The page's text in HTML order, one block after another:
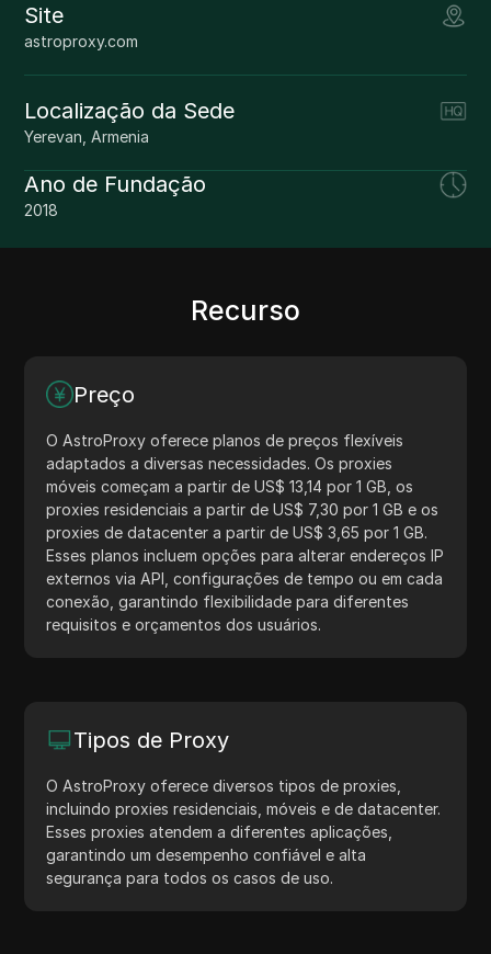
Site
astroproxy.com
Localização da Sede
Yerevan, Armenia
Ano de Fundação
2018
Recurso
Preço
O AstroProxy oferece planos de preços flexíveis
adaptados a diversas necessidades. Os proxies
móveis começam a partir de US$ 13,14 por 1 GB, os
proxies residenciais a partir de US$ 7,30 por 1 GB e os
proxies de datacenter a partir de US$ 3,65 por 1 GB.
Esses planos incluem opções para alterar endereços IP
externos via API, configurações de tempo ou em cada
conexão, garantindo flexibilidade para diferentes
requisitos e orçamentos dos usuários.
Tipos de Proxy
O AstroProxy oferece diversos tipos de proxies,
incluindo proxies residenciais, móveis e de datacenter.
Esses proxies atendem a diferentes aplicações,
garantindo um desempenho confiável e alta
segurança para todos os casos de uso.